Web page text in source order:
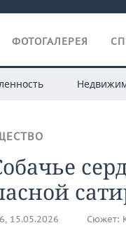
ФОТОГАЛЕРЕЯ
15.05.2026 Сюжет: